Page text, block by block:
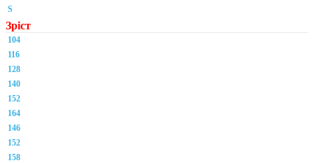
S
Зріст
104
116
128
140
152
164
146
152
158